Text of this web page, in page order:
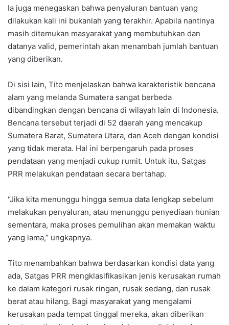
Ia juga menegaskan bahwa penyaluran bantuan yang
dilakukan kali ini bukanlah yang terakhir. Apabila nantinya
masih ditemukan masyarakat yang membutuhkan dan
datanya valid, pemerintah akan menambah jumlah bantuan
yang diberikan.
Di sisi lain, Tito menjelaskan bahwa karakteristik bencana
alam yang melanda Sumatera sangat berbeda
dibandingkan dengan bencana di wilayah lain di Indonesia.
Bencana tersebut terjadi di 52 daerah yang mencakup
Sumatera Barat, Sumatera Utara, dan Aceh dengan kondisi
yang tidak merata. Hal ini berpengaruh pada proses
pendataan yang menjadi cukup rumit. Untuk itu, Satgas
PRR melakukan pendataan secara bertahap.
“Jika kita menunggu hingga semua data lengkap sebelum
melakukan penyaluran, atau menunggu penyediaan hunian
sementara, maka proses pemulihan akan memakan waktu
yang lama,” ungkapnya.
Tito menambahkan bahwa berdasarkan kondisi data yang
ada, Satgas PRR mengklasifikasikan jenis kerusakan rumah
ke dalam kategori rusak ringan, rusak sedang, dan rusak
berat atau hilang. Bagi masyarakat yang mengalami
kerusakan pada tempat tinggal mereka, akan diberikan